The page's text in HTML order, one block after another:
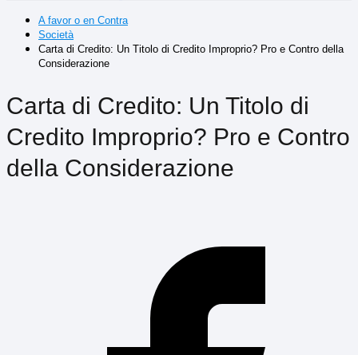
A favor o en Contra
Società
Carta di Credito: Un Titolo di Credito Improprio? Pro e Contro della
Considerazione
Carta di Credito: Un Titolo di
Credito Improprio? Pro e Contro
della Considerazione